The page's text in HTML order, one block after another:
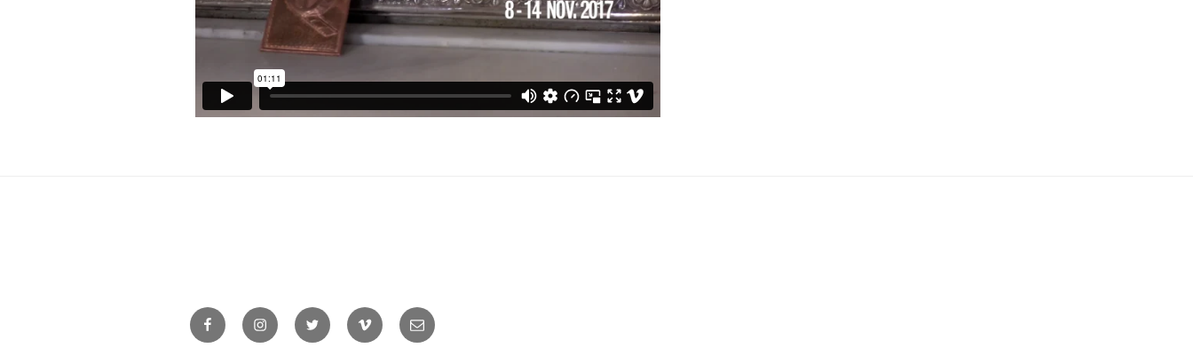
FacebookInstagramTwitter Vimeo Newsletter